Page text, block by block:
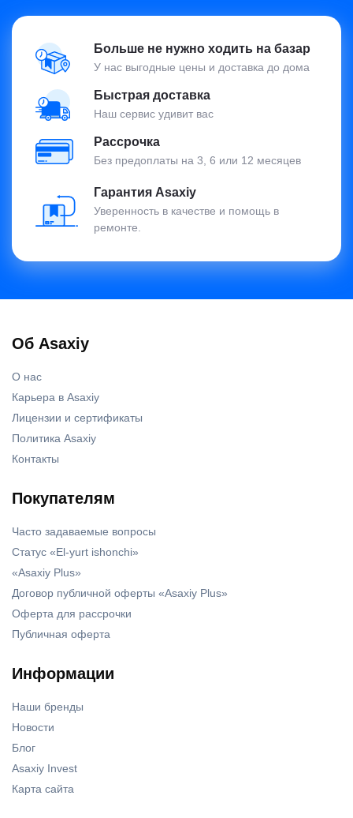
Больше не нужно ходить на базар
У нас выгодные цены и доставка до дома
Быстрая доставка
Наш сервис удивит вас
Рассрочка
Без предоплаты на 3, 6 или 12 месяцев
Гарантия Asaxiy
Уверенность в качестве и помощь в
ремонте.
Об Asaxiy
О нас
Карьера в Asaxiy
Лицензии и сертификаты
Политика Asaxiy
Контакты
Покупателям
Часто задаваемые вопросы
Статус «El-yurt ishonchi»
«Asaxiy Plus»
Договор публичной оферты «Asaxiy Plus»
Оферта для рассрочки
Публичная оферта
Информации
Наши бренды
Новости
Блог
Asaxiy Invest
Карта сайта